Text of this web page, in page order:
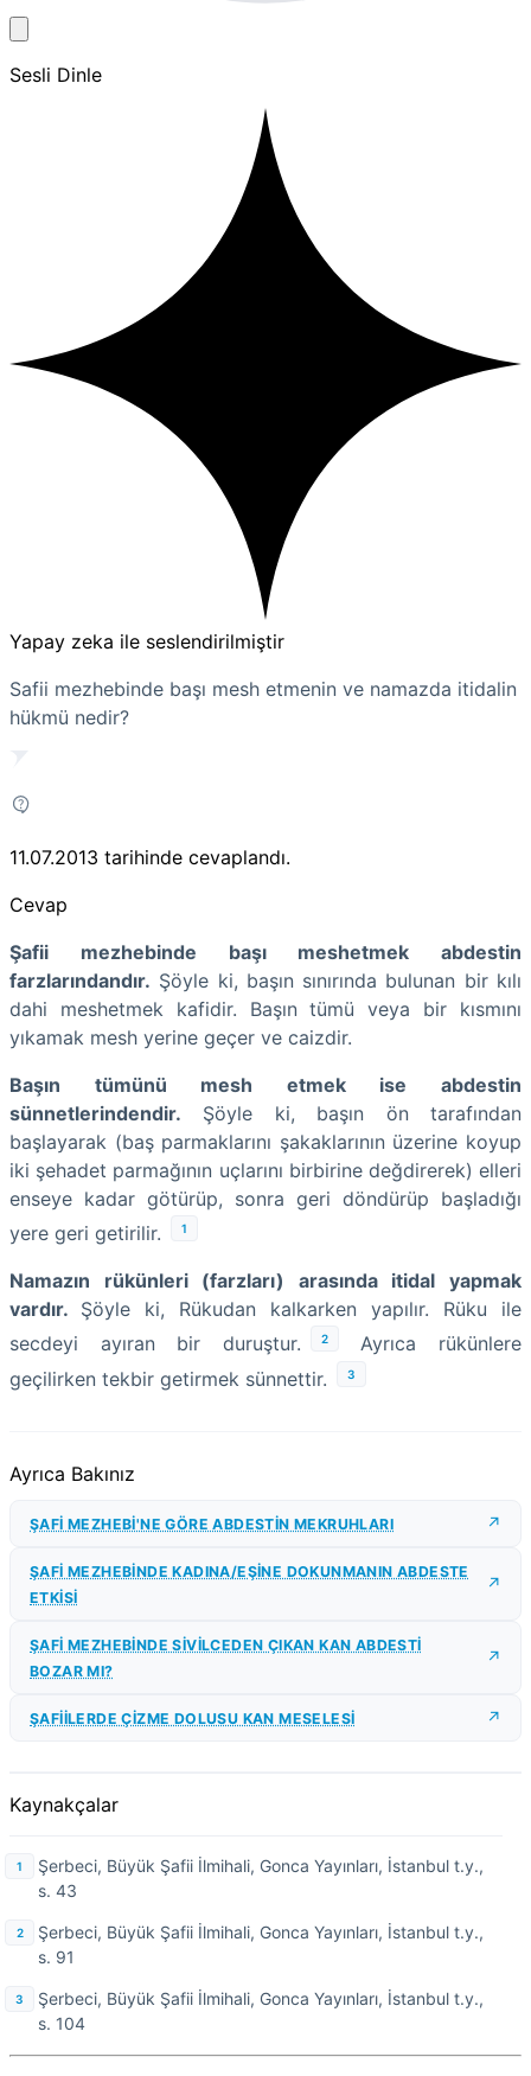
Sesli Dinle
Yapay zeka ile seslendirilmiştir
Safii mezhebinde başı mesh etmenin ve namazda itidalin
hükmü nedir?
11.07.2013 tarihinde cevaplandı.
Cevap
Şafii mezhebinde başı meshetmek abdestin
farzlarındandır. Şöyle ki, başın sınırında bulunan bir kılı
dahi meshetmek kafidir. Başın tümü veya bir kısmını
yıkamak mesh yerine geçer ve caizdir.
Başın tümünü mesh etmek ise abdestin
sünnetlerindendir. Şöyle ki, başın ön tarafından
başlayarak (baş parmaklarını şakaklarının üzerine koyup
iki şehadet parmağının uçlarını birbirine değdirerek) elleri
enseye kadar götürüp, sonra geri döndürüp başladığı
yere geri getirilir.
1
Namazın rükünleri (farzları) arasında itidal yapmak
vardır. Şöyle ki, Rükudan kalkarken yapılır. Rüku ile
secdeyi ayıran bir duruştur.
2
Ayrıca rükünlere
geçilirken tekbir getirmek sünnettir.
3
Ayrıca Bakınız
ŞAFİ MEZHEBİ'NE GÖRE ABDESTİN MEKRUHLARI
ŞAFİ MEZHEBİNDE KADINA/EŞİNE DOKUNMANIN ABDESTE
ETKİSİ
ŞAFİ MEZHEBİNDE SİVİLCEDEN ÇIKAN KAN ABDESTİ
BOZAR MI?
ŞAFİİLERDE ÇİZME DOLUSU KAN MESELESİ
Kaynakçalar
Şerbeci, Büyük Şafii İlmihali, Gonca Yayınları, İstanbul t.y.,
s. 43
Şerbeci, Büyük Şafii İlmihali, Gonca Yayınları, İstanbul t.y.,
s. 91
Şerbeci, Büyük Şafii İlmihali, Gonca Yayınları, İstanbul t.y.,
s. 104